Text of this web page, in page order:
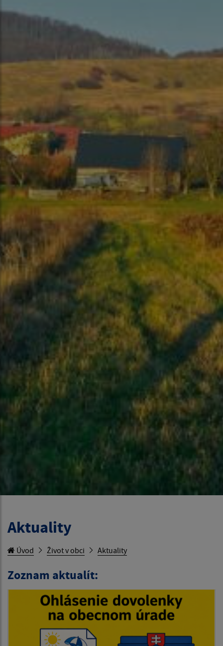
Aktuality
Úvod Život v obci Aktuality
Zoznam aktualít: